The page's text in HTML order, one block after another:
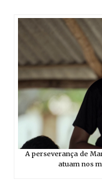
A perseverança de
atuam nos